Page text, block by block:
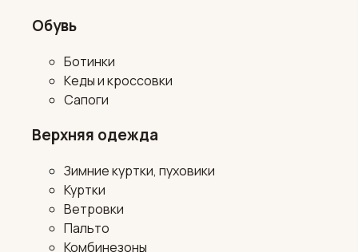
Обувь
Ботинки
Кеды и кроссовки
Сапоги
Верхняя одежда
Зимние куртки, пуховики
Куртки
Ветровки
Пальто
Комбинезоны